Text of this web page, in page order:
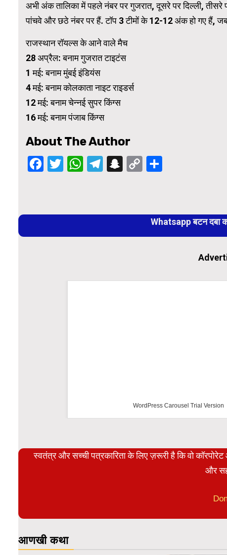
अभी अंक तालिका में पहले नंबर पर गुजरात, दूसरे पर दिल्ली,
पांचवे और छठे नंबर पर हैं. टॉप 3 टीमों के 12-12 अंक हो गए
राजस्थान रॉयल्स के आने वाले मैच
28 अप्रैल: बनाम गुजरात टाइटंस
1 मई: बनाम मुंबई इंडियंस
4 मई: बनाम कोलकाता नाइट राइडर्स
12 मई: बनाम चेन्नई सुपर किंग्स
16 मई: बनाम पंजाब किंग्स
About The Author
Facebook
Twitter
WhatsApp
Telegram
Snapchat
Copy
Reading
Whatsapp बटन दबा
WordPress Carousel Trial Version
स्वतंत्र और सच्ची पत्रकारिता के लिए ज़रूरी है कि वो
और
आणखी कथा